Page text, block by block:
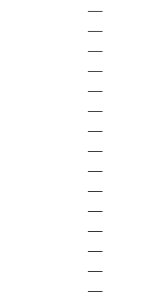
—
—
—
—
—
—
—
—
—
—
—
—
—
—
—